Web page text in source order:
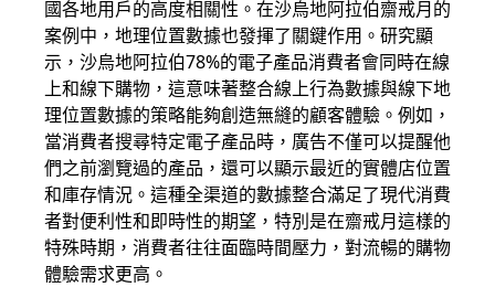
國各地用戶的高度相關性。在沙烏地阿拉伯齋戒月的
案例中，地理位置數據也發揮了關鍵作用。研究顯
示，沙烏地阿拉伯78%的電子產品消費者會同時在線
上和線下購物，這意味著整合線上行為數據與線下地
理位置數據的策略能夠創造無縫的顧客體驗。例如，
當消費者搜尋特定電子產品時，廣告不僅可以提醒他
們之前瀏覽過的產品，還可以顯示最近的實體店位置
和庫存情況。這種全渠道的數據整合滿足了現代消費
者對便利性和即時性的期望，特別是在齋戒月這樣的
特殊時期，消費者往往面臨時間壓力，對流暢的購物
體驗需求更高。